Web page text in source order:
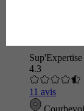
Sup'Expertise
4.3
11 avis